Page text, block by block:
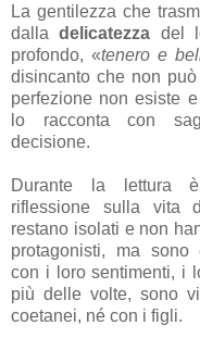
La gentilezza che
dalladelicatezza del
profondo, «tenero e
disincanto che non
perfezione non esiste
lo racconta con
decisione.
Durante la lettura
riflessione sulla vita
restano isolati e non
protagonisti, ma sono
con i loro sentimenti, i
più delle volte, sono
coetanei, né con i figli.